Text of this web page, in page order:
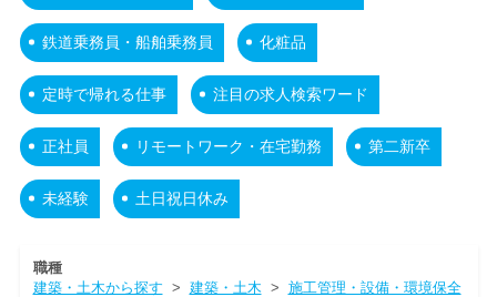
鉄道乗務員・船舶乗務員 化粧品
定時で帰れる仕事 注目の求人検索ワード
正社員 リモートワーク・在宅勤務 第二新卒
未経験 土日祝日休み
職種
建築・土木から探す > 建築・土木 > 施工管理・設備・環境保全